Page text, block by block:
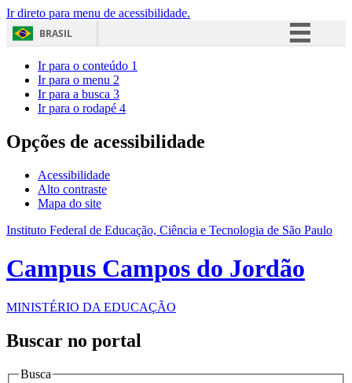
Ir direto para menu de acessibilidade.
BRASIL
Acesso à informação
Ir para o conteúdo 1
Ir para o menu 2
Ir para a busca 3
Ir para o rodapé 4
Opções de acessibilidade
Acessibilidade
Alto contraste
Mapa do site
Instituto Federal de Educação, Ciência e Tecnologia de São Paulo
Campus Campos do Jordão
MINISTÉRIO DA EDUCAÇÃO
Buscar no portal
Busca